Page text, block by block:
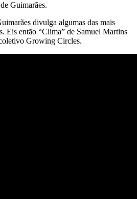
Guimarães.
divulga algumas das mais
Eis então “Clima” de Samuel Martins
Growing Circles.